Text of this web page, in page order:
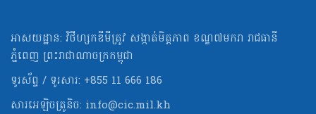
អាសយដ្ឋាន: វិថីហ្សកឌីមីត្រូវ សង្កាត់មិត្ដភាព ខណ្ឌ៧មករា រាជធានី
ភ្នំពេញ ព្រះរាជាណាចក្រកម្ពុជា
ទូរស័ព្ទ / ទូរសារ: +855 11 666 186
សារអេឡិចត្រូនិច: info@cic.mil.kh